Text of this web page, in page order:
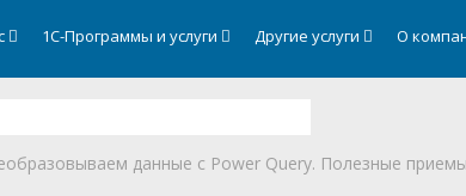
1С-Программы и услуги Другие услуги О
данные с Power Query. Полезные